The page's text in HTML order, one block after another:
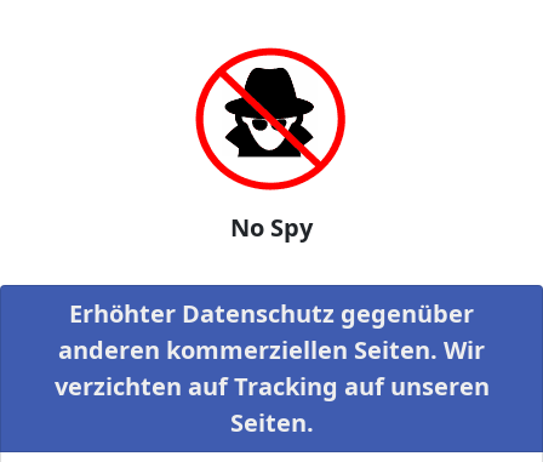
No Spy
Erhöhter Datenschutz gegenüber
anderen kommerziellen Seiten. Wir
verzichten auf Tracking auf unseren
Seiten.